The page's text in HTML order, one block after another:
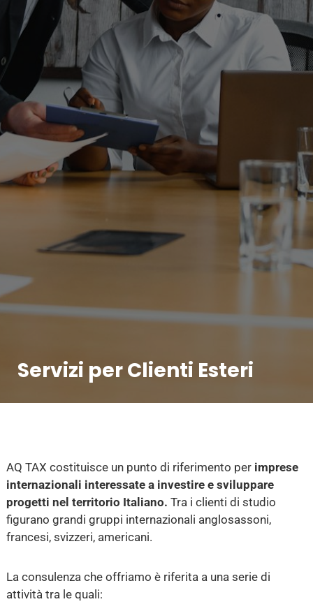
Servizi per Clienti Esteri
AQ TAX costituisce un punto di riferimento per imprese
internazionali interessate a investire e sviluppare
progetti nel territorio Italiano. Tra i clienti di studio
figurano grandi gruppi internazionali anglosassoni,
francesi, svizzeri, americani.
La consulenza che offriamo è riferita a una serie di
attività tra le quali: